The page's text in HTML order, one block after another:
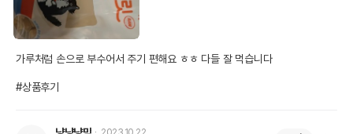
가루처럼 손으로 부수어서 주기 편해요 ㅎㅎ 다들 잘 먹습니다
#상품후기